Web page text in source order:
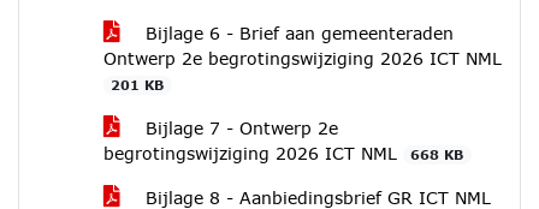
Bijlage 6 - Brief aan gemeenteraden
Ontwerp 2e begrotingswijziging 2026 ICT NML
201 KB
Bijlage 7 - Ontwerp 2e
begrotingswijziging 2026 ICT NML
668 KB
Bijlage 8 - Aanbiedingsbrief GR ICT NML